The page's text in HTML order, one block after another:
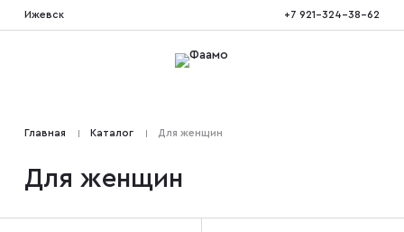
Ижевск +7 921-324-38-62
Костюмы двубортные
Главная Каталог Для женщин
Для женщин